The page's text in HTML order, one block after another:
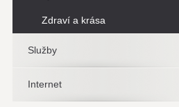
Zdraví a krása
Služby
Internet